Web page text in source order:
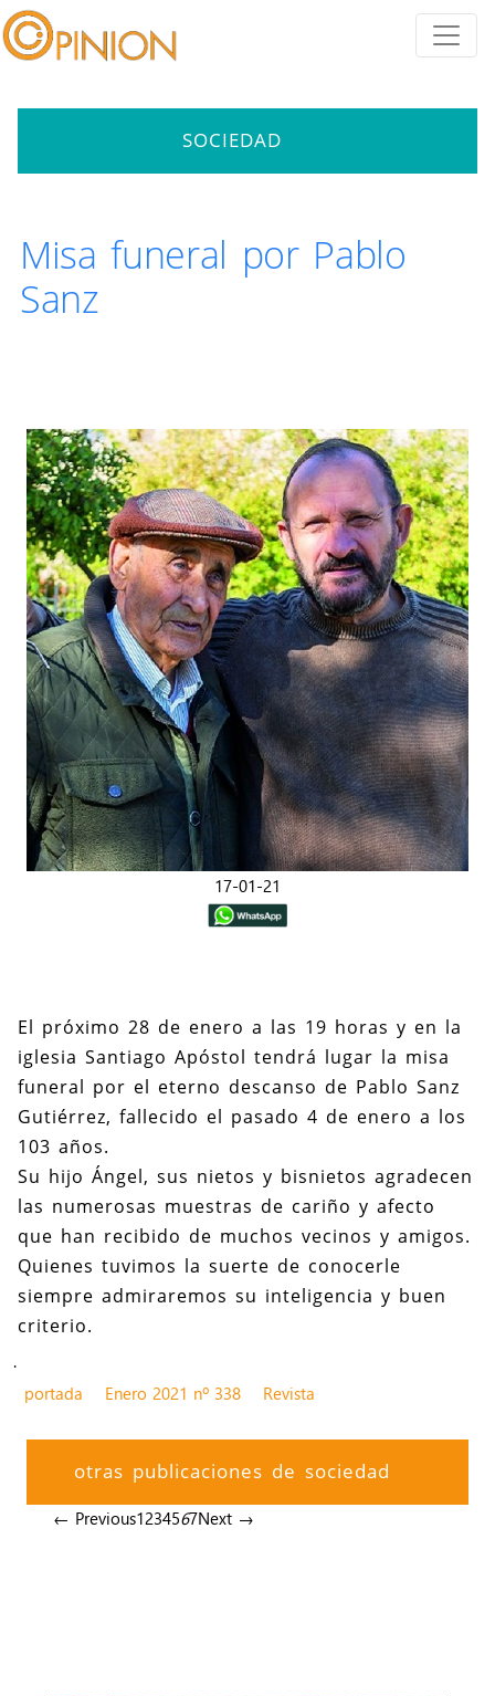
SOCIEDAD
Misa funeral por Pablo
Sanz
17-01-21
El próximo 28 de enero a las 19 horas y en la
iglesia Santiago Apóstol tendrá lugar la misa
funeral por el eterno descanso de Pablo Sanz
Gutiérrez, fallecido el pasado 4 de enero a los
103 años.
Su hijo Ángel, sus nietos y bisnietos agradecen
las numerosas muestras de cariño y afecto
que han recibido de muchos vecinos y amigos.
Quienes tuvimos la suerte de conocerle
siempre admiraremos su inteligencia y buen
criterio.
.
portada
Enero 2021 nº 338 Revista
otras publicaciones de sociedad
← Previous1234567Next →